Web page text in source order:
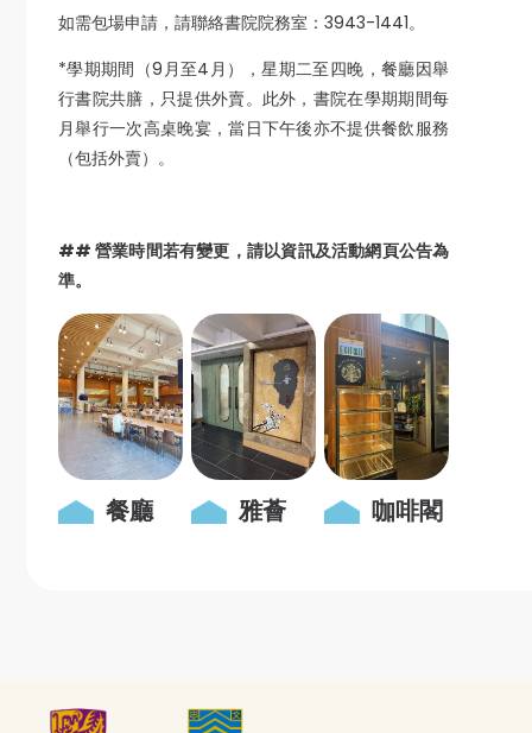
如需包場申請，請聯絡書院院務室：3943-1441。
*學期期間（9月至4月），星期二至四晚，餐廳因舉
行書院共膳，只提供外賣。此外，書院在學期期間每
月舉行一次高桌晚宴，當日下午後亦不提供餐飲服務
（包括外賣）。
## 營業時間若有變更，請以資訊及活動網頁公告為
準。
餐廳 雅薈 咖啡閣